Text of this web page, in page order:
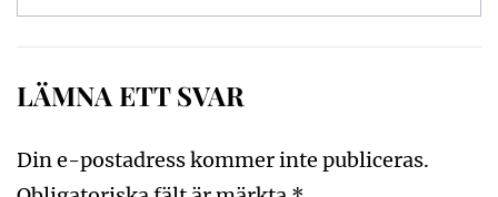
LÄMNA ETT SVAR
Din e-postadress kommer inte publiceras.